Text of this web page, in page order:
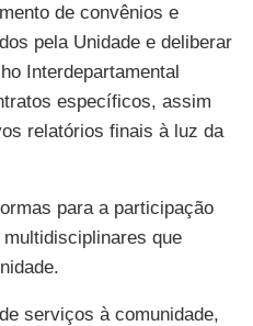
de convênios e
pela Unidade e deliberar
Interdepartamental
específicos, assim
relatórios finais à luz da
para a participação
que
serviços à comunidade,